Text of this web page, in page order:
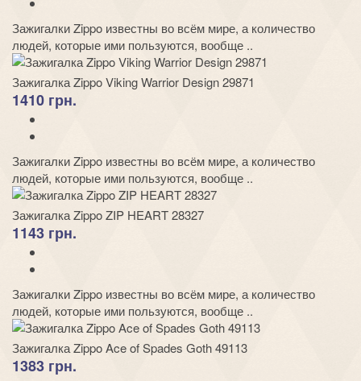
Зажигалки Zippo известны во всём мире, а количество
людей, которые ими пользуются, вообще ..
Зажигалка Zippo Viking Warrior Design 29871
1410 грн.
Зажигалки Zippo известны во всём мире, а количество
людей, которые ими пользуются, вообще ..
Зажигалка Zippo ZIP HEART 28327
1143 грн.
Зажигалки Zippo известны во всём мире, а количество
людей, которые ими пользуются, вообще ..
Зажигалка Zippo Ace of Spades Goth 49113
1383 грн.